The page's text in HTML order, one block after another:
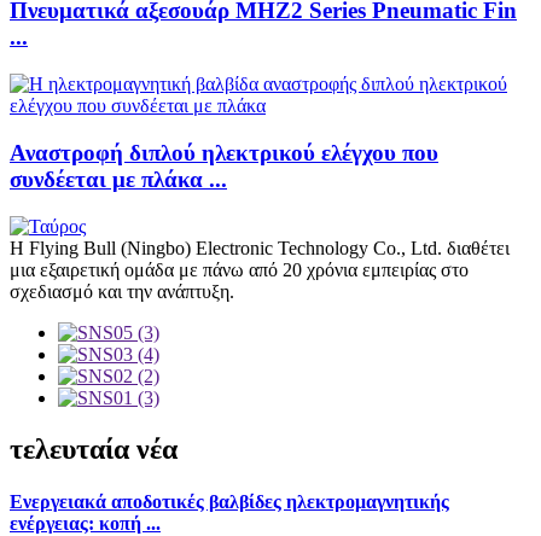
Πνευματικά αξεσουάρ MHZ2 Series Pneumatic Fin
...
Αναστροφή διπλού ηλεκτρικού ελέγχου που
συνδέεται με πλάκα ...
Η Flying Bull (Ningbo) Electronic Technology Co., Ltd. διαθέτει
μια εξαιρετική ομάδα με πάνω από 20 χρόνια εμπειρίας στο
σχεδιασμό και την ανάπτυξη.
τελευταία νέα
Ενεργειακά αποδοτικές βαλβίδες ηλεκτρομαγνητικής
ενέργειας: κοπή ...